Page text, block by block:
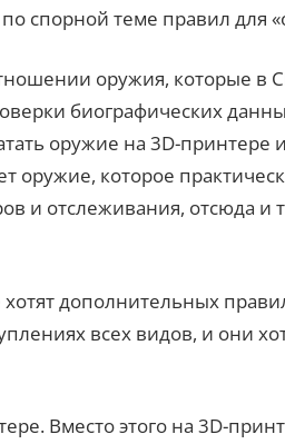
спорной теме правил для
оружия, которые в
биографических
оружие на 3D-принтере
оружие, которое
и отслеживания, отсюда и
дополнительных
всех видов, и они
Вместо этого на 3D-